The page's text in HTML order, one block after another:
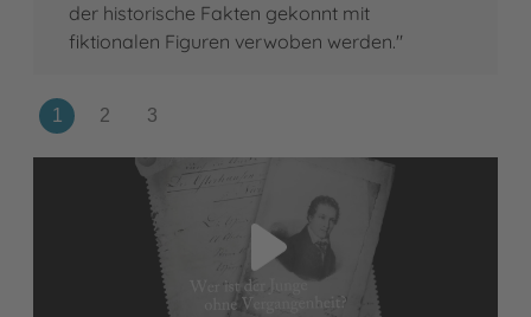
der historische Fakten gekonnt mit
fiktionalen Figuren verwoben werden."
Video abspielen